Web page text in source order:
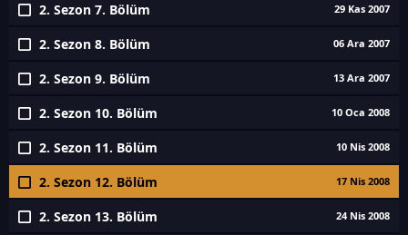
2. Sezon 7. Bölüm 29 Kas 2007
2. Sezon 8. Bölüm 06 Ara 2007
2. Sezon 9. Bölüm 13 Ara 2007
2. Sezon 10. Bölüm 10 Oca 2008
2. Sezon 11. Bölüm 10 Nis 2008
2. Sezon 12. Bölüm 17 Nis 2008
2. Sezon 13. Bölüm 24 Nis 2008